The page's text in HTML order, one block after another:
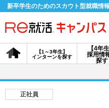
新卒学生のためのスカウト型就職情
【4年生
採用情
探す
【1～3年生】
インターンを探す
会員登録
正社員